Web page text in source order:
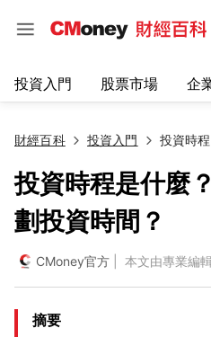
投資入門 股票市場 企
財經百科 投資入門 投資時程
投資時程是什麼
劃投資時間？
CMoney官方 | 本文由專業編
摘要